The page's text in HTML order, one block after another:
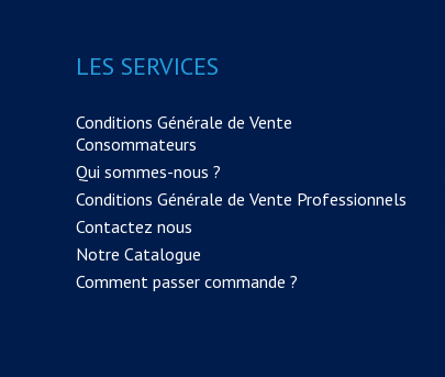
LES SERVICES
Conditions Générale de Vente
Consommateurs
Qui sommes-nous ?
Conditions Générale de Vente Professionnels
Contactez nous
Notre Catalogue
Comment passer commande ?